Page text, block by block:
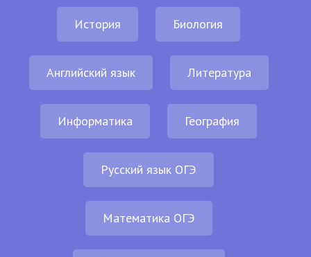
История Биология
Английский язык Литература
Информатика География
Русский язык ОГЭ
Математика ОГЭ